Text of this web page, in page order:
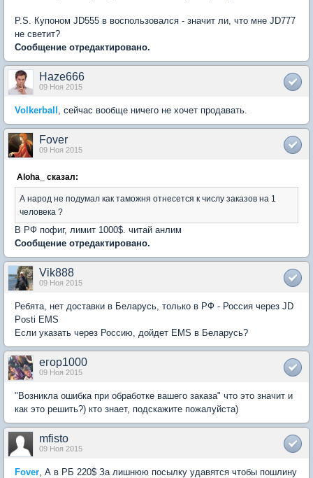
P.S. Купоном JD555 в воспользовался - значит ли, что мне JD777
не светит?
Сообщение отредактировано.
Haze666
09 Ноя 2015
Volkerball , сейчас вообще ничего не хочет продавать.
Fover
09 Ноя 2015
Aloha_ сказал:
А народ не подумал как таможня отнесется к числу заказов на 1
человека ?
В РФ пофиг, лимит 1000$. читай анлим
Сообщение отредактировано.
Vik888
09 Ноя 2015
Ребята, нет доставки в Беларусь, только в РФ - Россия через JD
Posti EMS
Если указать через Россию, дойдет EMS в Беларусь?
егор1000
09 Ноя 2015
"Возникла ошибка при обработке вашего заказа" что это значит и
как это решить?) кто знает, подскажите пожалуйста)
mfisto
09 Ноя 2015
Fover, А в РБ 220$ За лишнюю посылку удавятся чтобы пошлину